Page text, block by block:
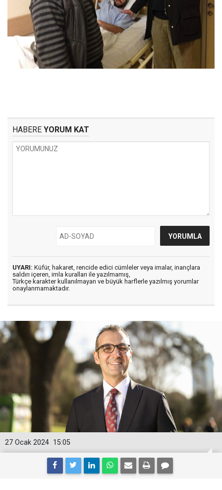
HABERE YORUM KAT
UYARI: Küfür, hakaret, rencide edici cümleler veya imalar, inançlara
saldırı içeren, imla kuralları ile yazılmamış,
Türkçe karakter kullanılmayan ve büyük harflerle yazılmış yorumlar
onaylanmamaktadır.
15:05
27 Ocak 2024